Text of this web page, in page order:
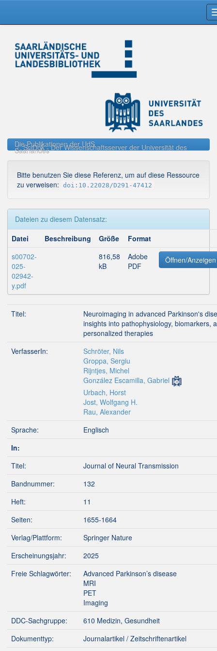
navigation
Die Publikationen der UdS
SciDok - Der Wissenschaftsserver der Universität des
Saarlandes
Bitte benutzen Sie diese Referenz, um auf diese Ressource
zu verweisen: doi:10.22028/D291-47412
Dateien zu diesem Datensatz:
Datei
Beschreibung Größe
Format
s00702-
025-
02942-
y.pdf
816,58
kB
Adobe
PDF
Öffnen/Anzeigen
Titel:
Neuroimaging in advanced Parkinson's
insights into pathophysiology, biomarkers,
personalized therapies
VerfasserIn:
Schröter, Nils
Groppa, Sergiu
Rijntjes, Michel
González Escamilla, Gabriel
Urbach, Horst
Jost, Wolfgang H.
Rau, Alexander
Sprache:
Englisch
In:
Titel:
Journal of Neural Transmission
Bandnummer:
132
Heft:
11
Seiten:
1655-1664
Verlag/Plattform:
Springer Nature
Erscheinungsjahr:
2025
Freie Schlagwörter:
Advanced Parkinson’s disease
MRI
PET
Imaging
DDC-Sachgruppe:
610 Medizin, Gesundheit
Dokumenttyp:
Journalartikel / Zeitschriftenartikel